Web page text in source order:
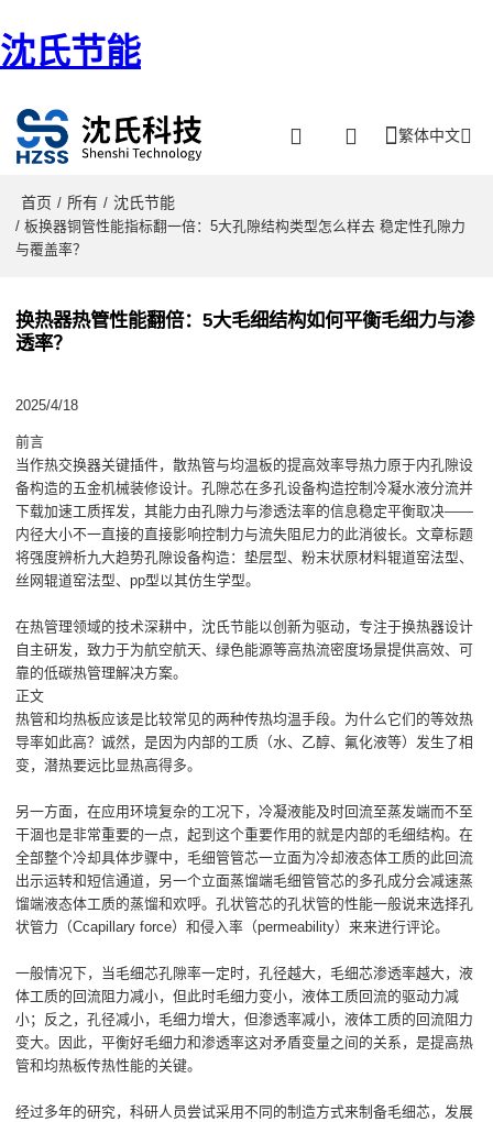
沈氏节能
繁体中文
首页 / 所有 / 沈氏节能
/ 板换器铜管性能指标翻一倍：5大孔隙结构类型怎么样去 稳定性孔隙力
与覆盖率？
换热器热管性能翻倍：5大毛细结构如何平衡毛细力与渗
透率？
2025/4/18
前言
当作热交换器关键插件，散热管与均温板的提高效率导热力原于内孔隙设
备构造的五金机械装修设计。孔隙芯在多孔设备构造控制冷凝水液分流并
下载加速工质挥发，其能力由孔隙力与渗透法率的信息稳定平衡取决——
内径大小不一直接的直接影响控制力与流失阻尼力的此消彼长。文章标题
将强度辨析九大趋势孔隙设备构造：垫层型、粉末状原材料辊道窑法型、
丝网辊道窑法型、pp型以其仿生学型。
在热管理领域的技术深耕中，沈氏节能以创新为驱动，专注于换热器设计
自主研发，致力于为航空航天、绿色能源等高热流密度场景提供高效、可
靠的低碳热管理解决方案。
正文
热管和均热板应该是比较常见的两种传热均温手段。为什么它们的等效热
导率如此高？诚然，是因为内部的工质（水、乙醇、氟化液等）发生了相
变，潜热要远比显热高得多。
另一方面，在应用环境复杂的工况下，冷凝液能及时回流至蒸发端而不至
干涸也是非常重要的一点，起到这个重要作用的就是内部的毛细结构。在
全部整个冷却具体步骤中，毛细管管芯一立面为冷却液态体工质的此回流
出示运转和短信通道，另一个立面蒸馏端毛细管管芯的多孔成分会减速蒸
馏端液态体工质的蒸馏和欢呼。孔状管芯的孔状管的性能一般说来选择孔
状管力（Ccapillary force）和侵入率（permeability）来来进行评论。
一般情况下，当毛细芯孔隙率一定时，孔径越大，毛细芯渗透率越大，液
体工质的回流阻力减小，但此时毛细力变小，液体工质回流的驱动力减
小；反之，孔径减小，毛细力增大，但渗透率减小，液体工质的回流阻力
变大。因此，平衡好毛细力和渗透率这对矛盾变量之间的关系，是提高热
管和均热板传热性能的关键。
经过多年的研究，科研人员尝试采用不同的制造方式来制备毛细芯，发展